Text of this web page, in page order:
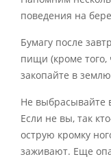
поведения на
Бумагу после
пищи (кроме того,
закопайте в
Не выбрасывайте
Если не вы, так
острую кромку
заживают. Еще